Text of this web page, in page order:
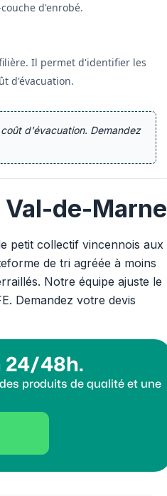
d'enrobé.
Il permet d'identifier les
d'évacuation.
d'évacuation. Demandez
de-Marne
petit collectif vincennois aux
de tri agréée à moins
Notre équipe ajuste le
Demandez votre devis
24/48h.
produits de qualité et une